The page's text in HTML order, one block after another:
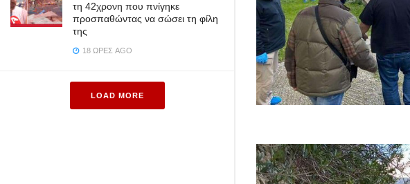
τη 42χρονη που πνίγηκε
προσπαθώντας να σώσει τη φίλη
της
18 ΏΡΕΣ AGO
LOAD MORE